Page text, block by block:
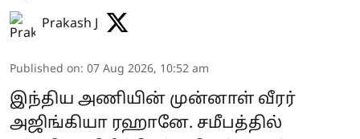
Prakash J
Published on: 07 Aug 2026, 10:52 am
இந்திய அணியின் முன்னாள் வீரர்
அஜிங்கியா ரஹானே. சமீபத்தில்